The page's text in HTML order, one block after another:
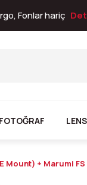
Fonlar hariç
FOTOĞRAF
+ Marumi FS